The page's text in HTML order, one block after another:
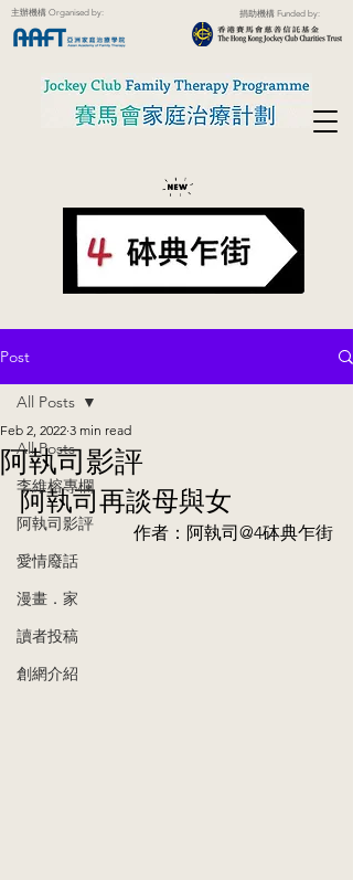
主辦機構 Organised by: 捐助機構 Funded by:
Post
All Posts
李維榕專欄
阿執司影評
愛情廢話
漫畫．家
讀者投稿
創網介紹
All Posts
阿執司影評
Feb 2, 2022 3 min read
阿執司再談母與女
作者：阿執司@4砵典乍街